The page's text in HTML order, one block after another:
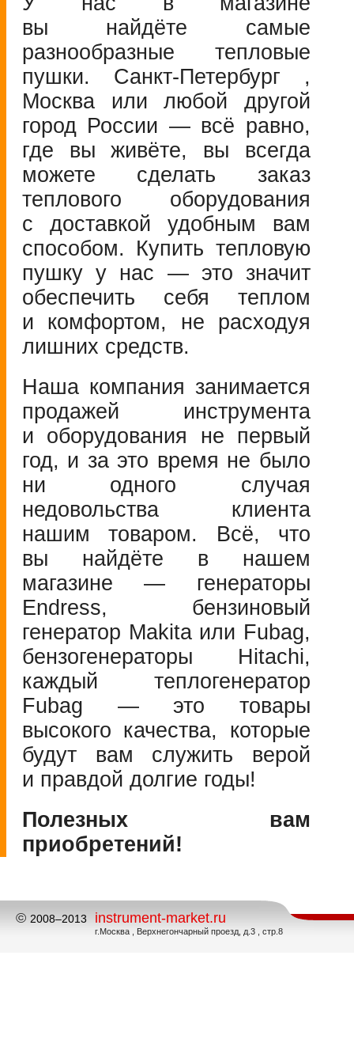
вы найдёте самые
разнообразные тепловые
пушки. Санкт-Петербург ,
Москва или любой другой
город России — всё равно,
где вы живёте, вы всегда
можете сделать заказ
теплового оборудования
с доставкой удобным вам
способом. Купить тепловую
пушку у нас — это значит
обеспечить себя теплом
и комфортом, не расходуя
лишних средств.
Наша компания занимается
продажей инструмента
и оборудования не первый
год, и за это время не было
ни одного случая
недовольства клиента
нашим товаром. Всё, что
вы найдёте в нашем
магазине — генераторы
Endress, бензиновый
генератор Makita или Fubag,
бензогенераторы Hitachi,
каждый теплогенератор
Fubag — это товары
высокого качества, которые
будут вам служить верой
и правдой долгие годы!
Полезных вам
приобретений!
© 2008–2013 instrument-market.ru
г.Москва , Верхнегончарный проезд, д.3 , стр.8